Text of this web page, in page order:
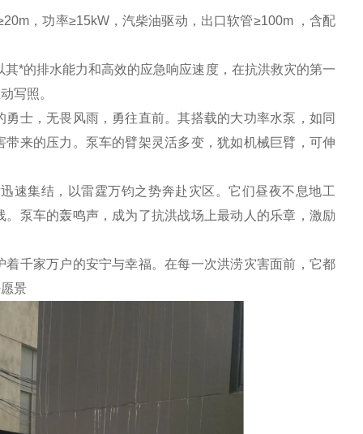
，功率≥15kW，汽柴油驱动，出口软管≥100m ，含配
*的排水能力和高效的应急响应速度，在抗洪救灾的第一
写照。
士，无畏风雨，勇往直前。其搭载的大功率水泵，如同
来的压力。泵车的臂架灵活多变，犹如机械巨臂，可伸
速集结，以雷霆万钧之势奔赴灾区。它们昼夜不息地工
泵车的轰鸣声，成为了抗洪战场上最动人的乐章，激励
千家万户的安宁与幸福。在每一次洪涝灾害面前，它都
景